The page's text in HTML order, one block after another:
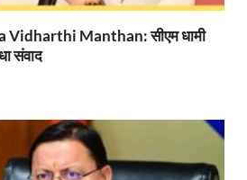
Bharat Sleeper: देश को मिली पहली स्लीपर वन्दे
Bharat Sleeper Update: वंदे भारत स्लीपर का
UP Summit: उद्यमिता, नवाचार और व्यापार हमारे
Vivekanand Jayanti: मुख्यमंत्री पुष्कर सिंह
Manthan: सीएम धामी
संवाद